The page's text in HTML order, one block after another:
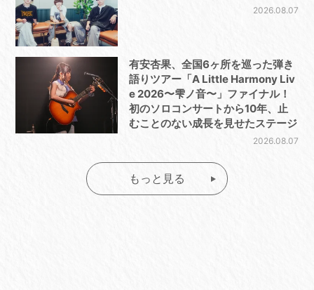
2026.08.07
有安杏果、全国6ヶ所を巡った弾き
語りツアー「A Little Harmony Liv
e 2026〜雫ノ音〜」ファイナル！
初のソロコンサートから10年、止
むことのない成長を見せたステージ
2026.08.07
もっと見る